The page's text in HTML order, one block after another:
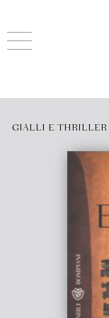
GIALLI E THRILLER